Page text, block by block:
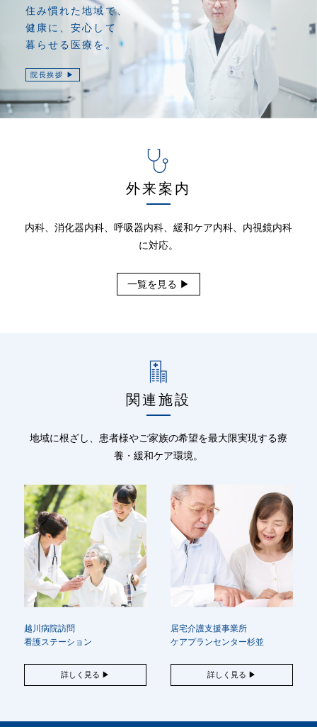
住み慣れた地域で、
健康に、安心して
暮らせる医療を。
院長挨拶 ▶
外来案内
内科、消化器内科、呼吸器内科、緩和ケア内科、内視鏡内科
に対応。
一覧を見る ▶
関連施設
地域に根ざし、患者様やご家族の希望を最大限実現する療
養・緩和ケア環境。
越川病院訪問
看護ステーション
詳しく見る ▶
居宅介護支援事業所
ケアプランセンター杉並
詳しく見る ▶